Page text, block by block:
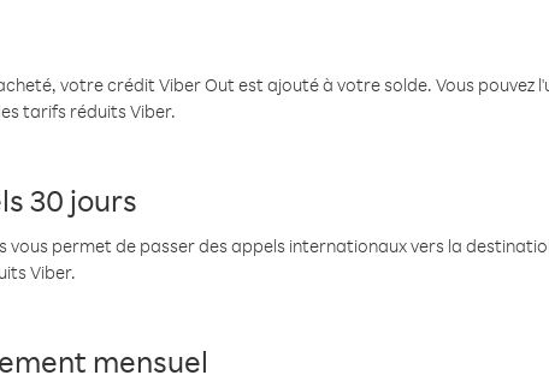
votre crédit Viber Out est ajouté à votre solde. Vous pouvez
tarifs réduits Viber.
30 jours
vous permet de passer des appels internationaux vers la
Viber.
mensuel